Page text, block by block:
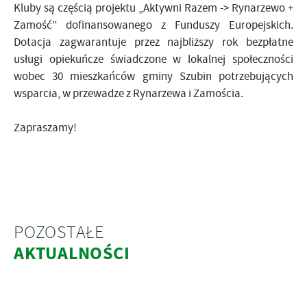
Kluby są częścią projektu „Aktywni Razem -> Rynarzewo +
Zamość” dofinansowanego z Funduszy Europejskich.
Dotacja zagwarantuje przez najbliższy rok bezpłatne
usługi opiekuńcze świadczone w lokalnej społeczności
wobec 30 mieszkańców gminy Szubin potrzebujących
wsparcia, w przewadze z Rynarzewa i Zamościa.
Zapraszamy!
POZOSTAŁE
AKTUALNOŚCI